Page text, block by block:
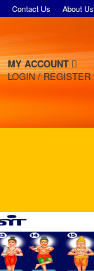
Contact Us About Us
MY ACCOUNT
LOGIN/REGISTER